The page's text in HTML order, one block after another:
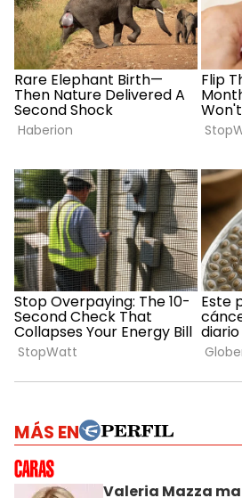
MÁS EN
Valeria Mazza